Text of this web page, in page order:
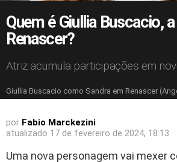
Quem é Giullia Buscacio,
Renascer?
Atriz acumula participações em
Giullia Buscacio como Sandra em Renascer
por Fabio Marckezini
atualizado 17 de fevereiro de 2024, 18:13
Uma nova personagem vai mexer